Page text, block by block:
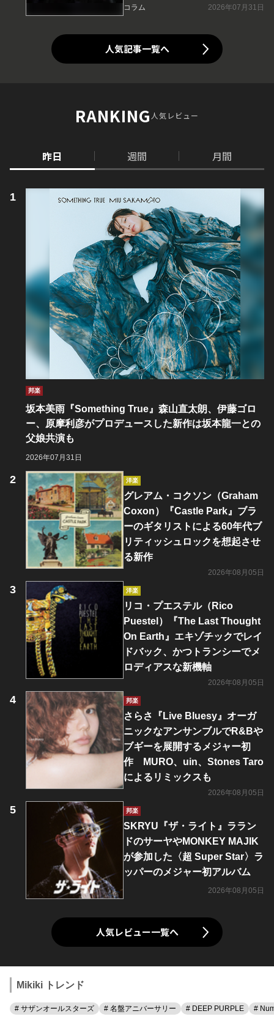
コラム 2026年07月31日
人気記事一覧へ
RANKING人気レビュー
昨日 週間 月間
邦楽
坂本美雨『Something True』森山直太朗、伊藤ゴロ
ー、原摩利彦がプロデュースした新作は坂本龍一との
父娘共演も
2026年07月31日
洋楽
グレアム・コクソン（Graham
Coxon）『Castle Park』ブラ
ーのギタリストによる60年代ブ
リティッシュロックを想起させ
る新作
2026年08月05日
洋楽
リコ・プエステル（Rico
Puestel）『The Last Thought
On Earth』エキゾチックでレイ
ドバック、かつトランシーでメ
ロディアスな新機軸
2026年08月05日
邦楽
さらさ『Live Bluesy』オーガ
ニックなアンサンブルでR&Bや
ブギーを展開するメジャー初
作 MURO、uin、Stones Taro
によるリミックスも
2026年08月05日
邦楽
SKRYU『ザ・ライト』ララン
ドのサーヤやMONKEY MAJIK
が参加した〈超 Super Star〉ラ
ッパーのメジャー初アルバム
2026年08月05日
人気レビュー一覧へ
Mikiki トレンド
# サザンオールスターズ # 名盤アニバーサリー # DEEP PURPLE #